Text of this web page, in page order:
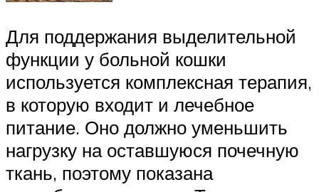
Для поддержания выделительной
функции у больной кошки
используется комплексная терапия,
в которую входит и лечебное
питание. Оно должно уменьшить
нагрузку на оставшуюся почечную
ткань, поэтому показана